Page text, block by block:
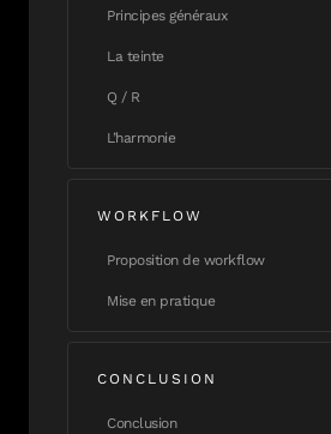
Principes généraux
La teinte
Q / R
L’harmonie
WORKFLOW
Proposition de workflow
Mise en pratique
CONCLUSION
Conclusion